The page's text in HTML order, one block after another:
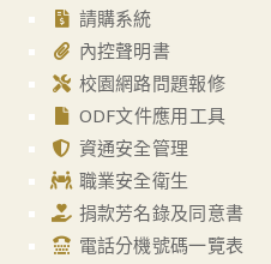
請購系統
內控聲明書
校園網路問題報修
ODF文件應用工具
資通安全管理
職業安全衛生
捐款芳名錄及同意書
電話分機號碼一覽表